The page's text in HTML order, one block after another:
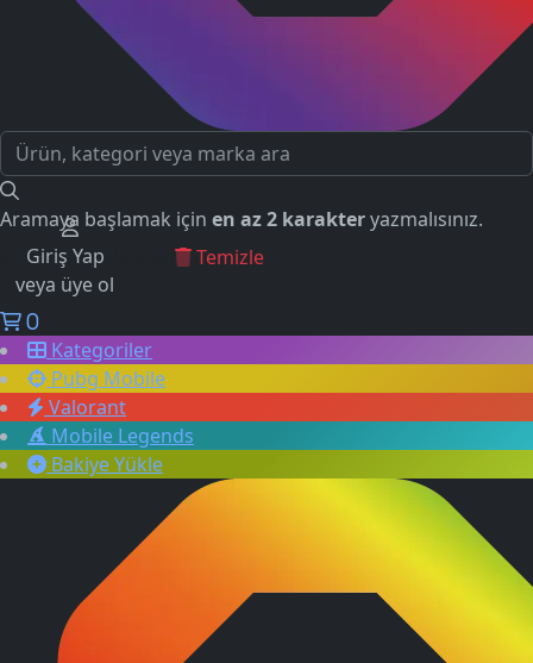
Aramaya başlamak için en az 2 karakteryazmalısınız.
GEÇMİŞ ARAMALAR
Temizle
Giriş Yap
veya üye ol
0
Kategoriler
Pubg Mobile
Valorant
Mobile Legends
Bakiye Yükle